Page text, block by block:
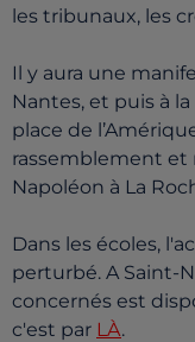
les tribunaux, les
Il y aura une
Nantes, et puis à
place de
rassemblement et
Napoléon à La
Dans les écoles,
perturbé. A Saint-
concernés est
c'est par LÀ.